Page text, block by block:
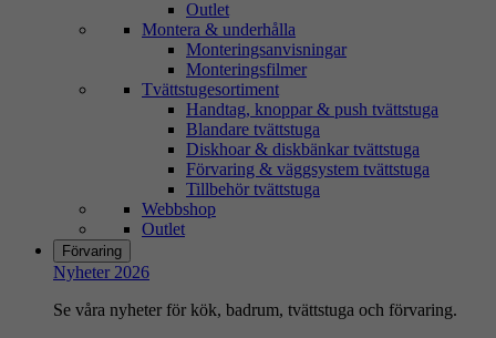
Outlet
Montera & underhålla
Monteringsanvisningar
Monteringsfilmer
Tvättstugesortiment
Handtag, knoppar & push tvättstuga
Blandare tvättstuga
Diskhoar & diskbänkar tvättstuga
Förvaring & väggsystem tvättstuga
Tillbehör tvättstuga
Webbshop
Outlet
Förvaring
Nyheter 2026
Se våra nyheter för kök, badrum, tvättstuga och förvaring.